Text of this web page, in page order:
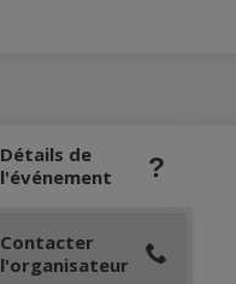
Détails de
l'événement
Contacter
l'organisateur